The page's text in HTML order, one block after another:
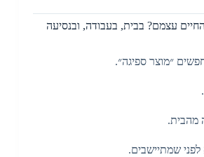
עצמם? בבית, בעבודה, ובנסיעה
״מוצר ספיגה״.
מהבית.
שמתיישבים.